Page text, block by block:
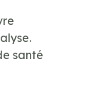
santé